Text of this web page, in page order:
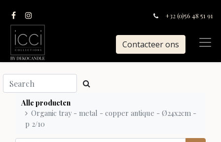
+32 (0)56 48 51 91
Contacteer ons
Alle producten
Organic tray - metal - copper antique - Ø24x2cm -
p 2/10